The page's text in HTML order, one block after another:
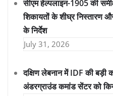
सीएम हेल्पलाइन-1905 की
शिकायतों के शीघ्र निस्तारण और
के निर्देश
July 31, 2026
दक्षिण लेबनान में IDF की बड़ी
अंडरग्राउंड कमांड सेंटर को